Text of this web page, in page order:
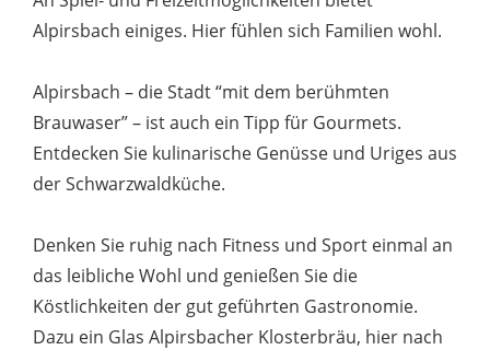
Alpirsbach einiges. Hier fühlen sich Familien wohl.
Alpirsbach – die Stadt “mit dem berühmten
Brauwaser” – ist auch ein Tipp für Gourmets.
Entdecken Sie kulinarische Genüsse und Uriges aus
der Schwarzwaldküche.
Denken Sie ruhig nach Fitness und Sport einmal an
das leibliche Wohl und genießen Sie die
Köstlichkeiten der gut geführten Gastronomie.
Dazu ein Glas Alpirsbacher Klosterbräu, hier nach